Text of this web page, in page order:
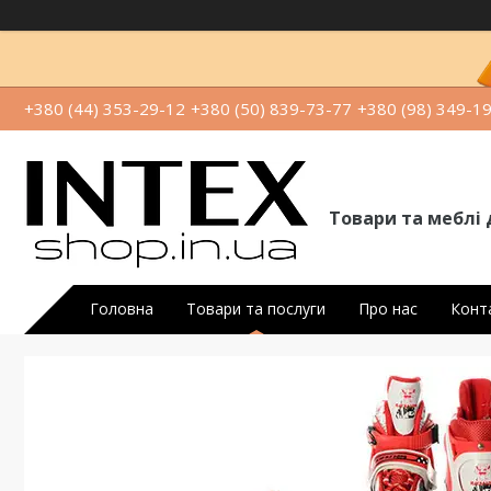
+380 (44) 353-29-12 +380 (50) 839-73-77 +380 (98) 349-
Товари та меблі
Головна Товари та послуги Про нас